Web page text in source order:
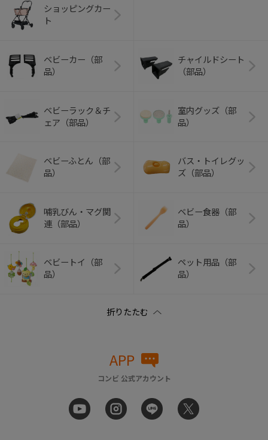
ショッピングカー
ト
ベビーカー（部
品）
チャイルドシート
（部品）
ベビーラック＆チ
ェア（部品）
室内グッズ（部
品）
ベビーふとん（部
品）
バス・トイレグッ
ズ（部品）
哺乳びん・マグ関
連（部品）
ベビー食器（部
品）
ベビートイ（部
品）
ペット用品（部
品）
APP
コンビ 公式アカウント